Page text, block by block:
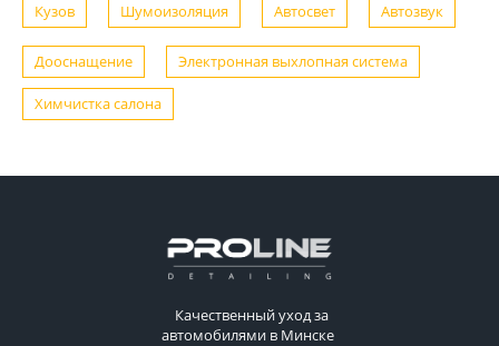
Кузов Шумоизоляция Автосвет Автозвук
Дооснащение Электронная выхлопная система
Химчистка салона
Качественный уход за
автомобилями в Минске